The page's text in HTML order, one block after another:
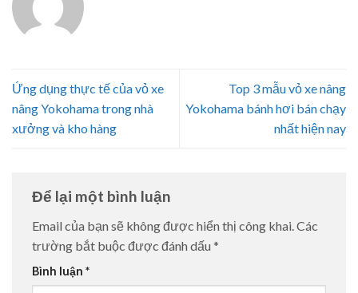
Ứng dụng thực tế của vỏ xe
nâng Yokohama trong nhà
xưởng và kho hàng
Top 3 mẫu vỏ xe nâng
Yokohama bánh hơi bán chạy
nhất hiện nay
Để lại một bình luận
Email của bạn sẽ không được hiển thị công khai.Các
trường bắt buộc được đánh dấu *
Bình luận *